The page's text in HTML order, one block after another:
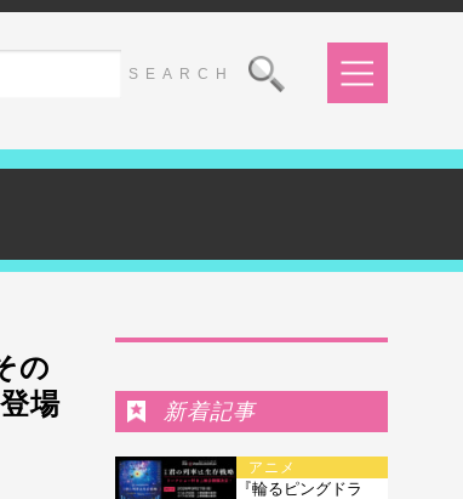
の
場
新着記事
アニメ
『輪るピングドラ